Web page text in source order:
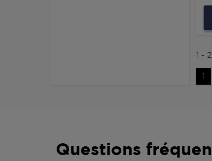
1 -
1
Questions